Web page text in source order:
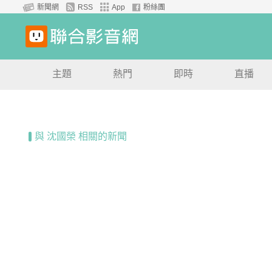
新聞網 RSS App 粉絲團
主題 熱門 即時 直播
與 沈國榮 相關的新聞